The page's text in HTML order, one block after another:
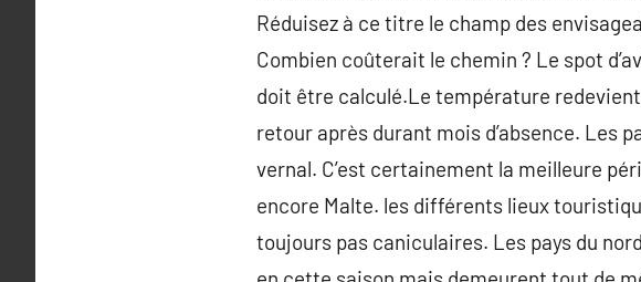
Réduisez à ce titre le champ des
Combien coûterait le chemin ? Le spot
doit être calculé.Le température redevient
retour après durant mois d’absence. Les
vernal. C’est certainement la meilleure
encore Malte. les différents lieux
toujours pas caniculaires. Les pays du